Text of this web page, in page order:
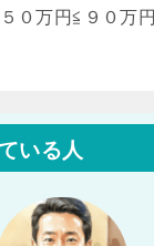
０万円≦９０万円
いる人